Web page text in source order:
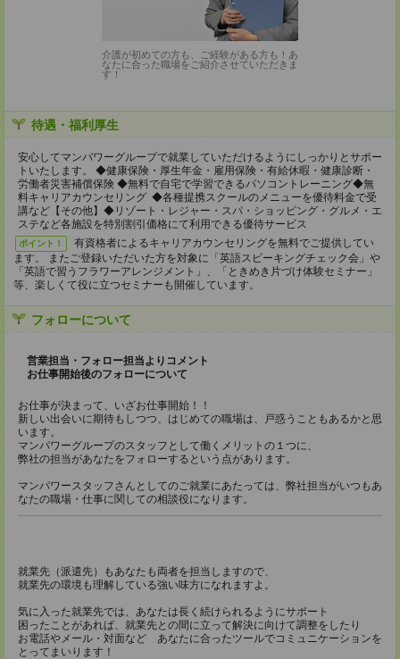
介護が初めての方も、ご経験がある方も！あ
なたに合った職場をご紹介させていただきま
す！
待遇・福利厚生
安心してマンパワーグループで就業していただけるようにしっかりとサポー
トいたします。 ◆健康保険・厚生年金・雇用保険・有給休暇・健康診断・
労働者災害補償保険 ◆無料で自宅で学習できるパソコントレーニング◆無
料キャリアカウンセリング ◆各種提携スクールのメニューを優待料金で受
講など【その他】◆リゾート・レジャー・スパ・ショッピング・グルメ・エ
ステなど各施設を特別割引価格にて利用できる優待サービス
ポイント！
有資格者によるキャリアカウンセリングを無料でご提供してい
ます。 またご登録いただいた方を対象に「英語スピーキングチェック会」や
「英語で習うフラワーアレンジメント」、「ときめき片づけ体験セミナー」
等、楽しくて役に立つセミナーも開催しています。
フォローについて
営業担当・フォロー担当よりコメント
お仕事開始後のフォローについて
お仕事が決まって、いざお仕事開始！！
新しい出会いに期待もしつつ、はじめての職場は、戸惑うこともあるかと思
います。
マンパワーグループのスタッフとして働くメリットの１つに、
弊社の担当があなたをフォローするという点があります。
マンパワースタッフさんとしてのご就業にあたっては、弊社担当がいつもあ
なたの職場・仕事に関しての相談役になります。
就業先（派遣先）もあなたも両者を担当しますので、
就業先の環境も理解している強い味方になれますよ。
気に入った就業先では、あなたは長く続けられるようにサポート
困ったことがあれば、就業先との間に立って解決に向けて調整をしたり
お電話やメール・対面など あなたに合ったツールでコミュニケーションを
とってまいります！